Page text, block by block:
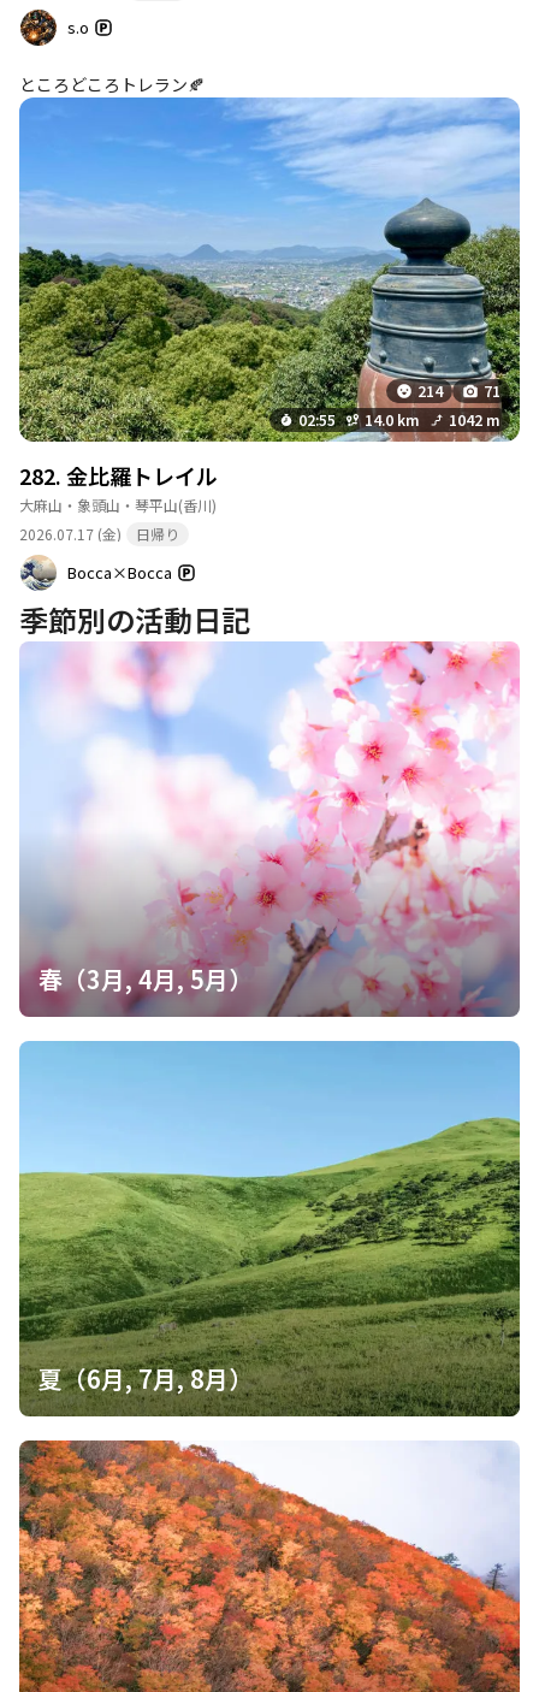
s.o
ところどころトレラン🍂
214
71
02:55
14.0 km 1042 m
282. 金比羅トレイル
大麻山・象頭山・琴平山(香川)
2026.07.17 (金)
日帰り
Bocca×Bocca
季節別の活動日記
春（3月, 4月, 5月）
夏（6月, 7月, 8月）